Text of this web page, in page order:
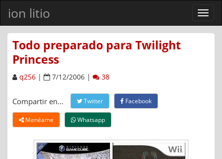
ion litio
Ver
menú
Todo preparado para Twilight
Princess
q256 | 7/12/2006 | 38
Compartir en... Twitter Facebook
Menéame Whatsapp